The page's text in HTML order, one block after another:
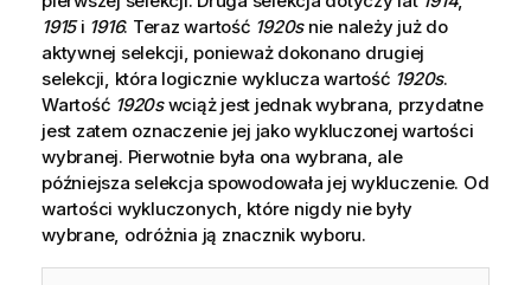
1915i 1916. Teraz wartość 1920snie należy już do
aktywnej selekcji, ponieważ dokonano drugiej
selekcji, która logicznie wyklucza wartość 1920s.
Wartość 1920swciąż jest jednak wybrana, przydatne
jest zatem oznaczenie jej jako wykluczonej wartości
wybranej. Pierwotnie była ona wybrana, ale
późniejsza selekcja spowodowała jej wykluczenie. Od
wartości wykluczonych, które nigdy nie były
wybrane, odróżnia ją znacznik wyboru.